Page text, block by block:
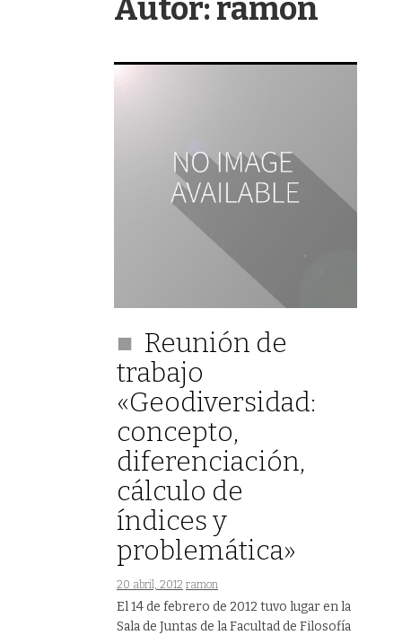
Autor:ramon
Reunión de
trabajo
«Geodiversidad:
concepto,
diferenciación,
cálculo de
índices y
problemática»
20 abril, 2012 ramon
El 14 de febrero de 2012 tuvo lugar en la
Sala de Juntas de la Facultad de Filosofía